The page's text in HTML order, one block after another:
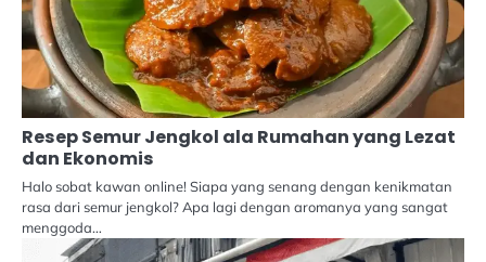
Resep Semur Jengkol ala Rumahan yang Lezat
dan Ekonomis
Halo sobat kawan online! Siapa yang senang dengan kenikmatan
rasa dari semur jengkol? Apa lagi dengan aromanya yang sangat
menggoda…